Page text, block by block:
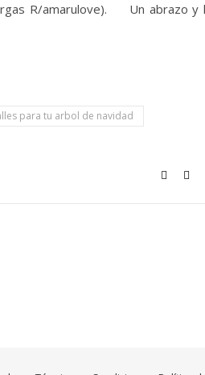
R/amarulove). Un abrazo y
para tu arbol de navidad